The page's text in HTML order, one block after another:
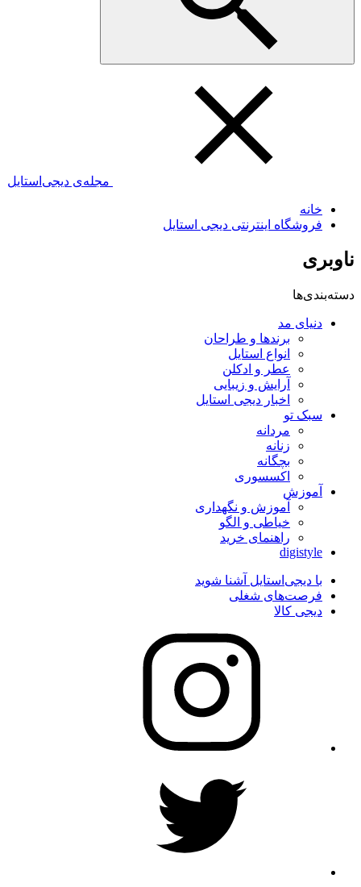
مجله‌ی دیجی‌استایل
خانه
فروشگاه اینترنتی دیجی استایل
ناوبری
دسته‌بندی‌ها
دنیای مد
برندها و طراحان
انواع استایل
عطر و ادکلن
آرایش و زیبایی
اخبار دیجی استایل
سبک تو
مردانه
زنانه
بچگانه
اکسسوری
آموزش
آموزش و نگهداری
خیاطی و الگو
راهنمای خرید
digistyle
با دیجی‌استایل آشنا شوید
فرصت‌های شغلی
دیجی کالا